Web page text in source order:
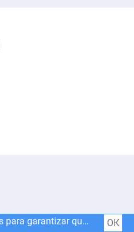
Este sitio web utiliza cookies para garantizar que obtenga la mejor experiencia en nuestro sitio web. ОК